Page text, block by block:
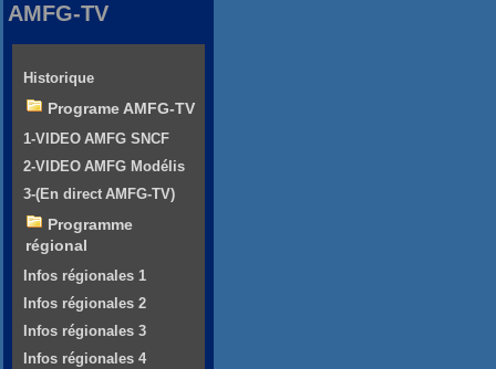
AMFG-TV
Historique
Programe AMFG-TV
1-VIDEO AMFG SNCF
2-VIDEO AMFG Modélis
3-(En direct AMFG-TV)
Programme
régional
Infos régionales 1
Infos régionales 2
Infos régionales 3
Infos régionales 4